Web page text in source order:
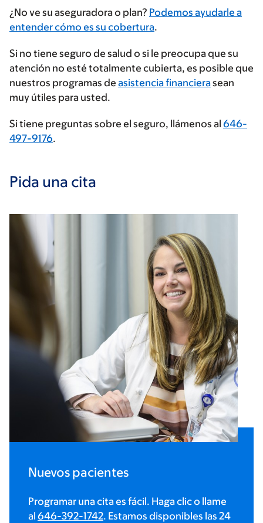
Ingrese
su
de
seguros
¿No ve su aseguradora o plan? Podemos ayudarle a
entender cómo es su cobertura.
Si no tiene seguro de salud o si le preocupa que su
atención no esté totalmente cubierta, es posible que
nuestros programas de asistencia financierasean
muy útiles para usted.
Si tiene preguntas sobre el seguro, llámenos al 646-
497-9176.
Pida una cita
Nuevos pacientes
Programar una cita es fácil. Haga clic o llame
al 646-392-1742. Estamos disponibles las 24